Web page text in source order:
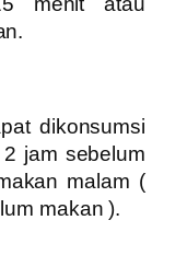
dikonsumsi
jam sebelum
malam (
makan ).